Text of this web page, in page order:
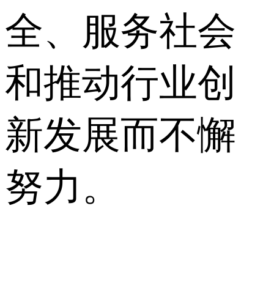
全、服务社会
和推动行业创
新发展而不懈
努力。